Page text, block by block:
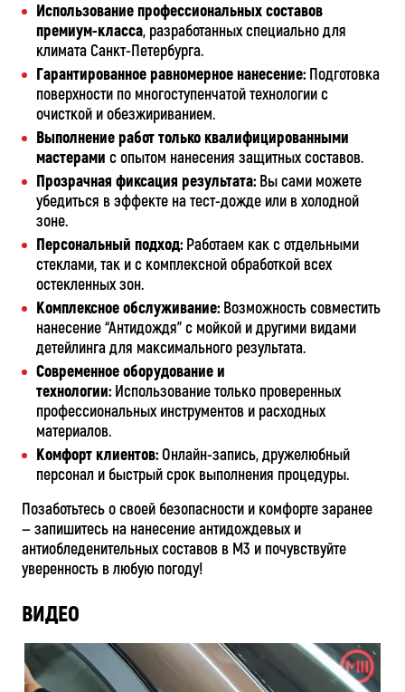
Использование профессиональных составов
премиум-класса, разработанных специально для
климата Санкт-Петербурга.
Гарантированное равномерное нанесение:Подготовка
поверхности по многоступенчатой технологии с
очисткой и обезжириванием.
Выполнение работ только квалифицированными
мастерами с опытом нанесения защитных составов.
Прозрачная фиксация результата:Вы сами можете
убедиться в эффекте на тест-дожде или в холодной
зоне.
Персональный подход:Работаем как с отдельными
стеклами, так и с комплексной обработкой всех
остекленных зон.
Комплексное обслуживание:Возможность совместить
нанесение “Антидождя” с мойкой и другими видами
детейлинга для максимального результата.
Современное оборудование и
технологии:Использование только проверенных
профессиональных инструментов и расходных
материалов.
Комфорт клиентов:Онлайн-запись, дружелюбный
персонал и быстрый срок выполнения процедуры.
Позаботьтесь о своей безопасности и комфорте заранее
— запишитесь на нанесение антидождевых и
антиобледенительных составов в М3 и почувствуйте
уверенность в любую погоду!
ВИДЕО